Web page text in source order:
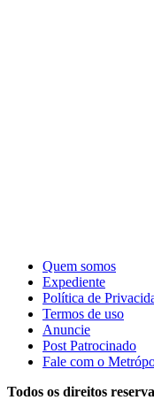
Quem somos
Expediente
Política de
Termos de uso
Anuncie
Post Patrocinado
Fale com o
Todos os direitos